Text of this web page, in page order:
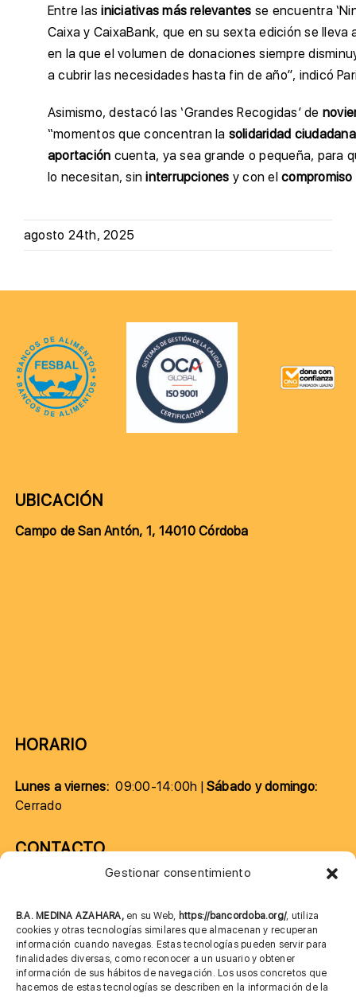
Gestionar consentimiento
B.A. MEDINA AZAHARA, en su Web, https://bancordoba.org/, utiliza
cookies y otras tecnologías similares que almacenan y recuperan
información cuando navegas. Estas tecnologías pueden servir para
finalidades diversas, como reconocer a un usuario y obtener
información de sus hábitos de navegación. Los usos concretos que
hacemos de estas tecnologías se describen en la información de la
Entre lasiniciativas más relevantes se encuentra
Caixa y CaixaBank, que en su sexta edición se lleva
en la que el volumen de donaciones siempre
a cubrir las necesidades hasta fin de año”, indicó
Asimismo, destacó las ‘Grandes Recogidas’ de
“momentos que concentran la solidaridad ciudadana
aportación cuenta, ya sea grande o pequeña, para
lo necesitan, sininterrupciones y con elcompromiso
agosto 24th, 2025
UBICACIÓN
Campo de San Antón, 1, 14010 Córdoba
HORARIO
Lunes a viernes:09:00-14:00h |Sábado y domingo:
Cerrado
CONTACTO
685 901 226
MÁS INFORMACIÓN